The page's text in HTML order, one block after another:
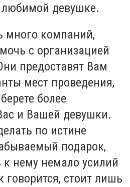
девушке.
много компаний,
с организацией
предоставят Вам
мест проведения,
более
и Вашей девушки.
по истине
подарок,
нему немало усилий
стоит лишь